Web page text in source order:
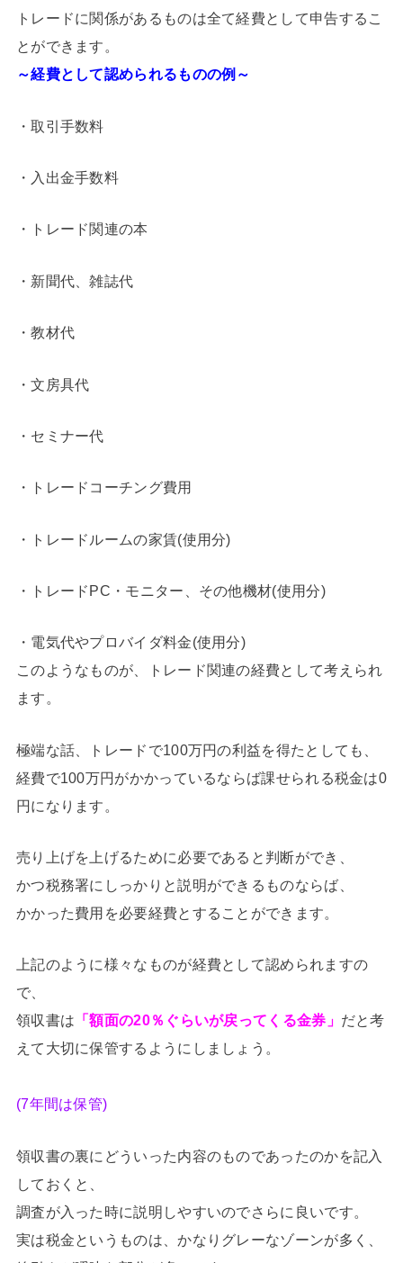
トレードに関係があるものは全て経費として申告するこ
とができます。
～経費として認められるものの例～
・取引手数料
・入出金手数料
・トレード関連の本
・新聞代、雑誌代
・教材代
・文房具代
・セミナー代
・トレードコーチング費用
・トレードルームの家賃(使用分)
・トレードPC・モニター、その他機材(使用分)
・電気代やプロバイダ料金(使用分)
このようなものが、トレード関連の経費として考えられ
ます。
極端な話、トレードで100万円の利益を得たとしても、
経費で100万円がかかっているならば課せられる税金は0
円になります。
売り上げを上げるために必要であると判断ができ、
かつ税務署にしっかりと説明ができるものならば、
かかった費用を必要経費とすることができます。
上記のように様々なものが経費として認められますの
で、
領収書は 「額面の20％ぐらいが戻ってくる金券」 だと考
えて大切に保管するようにしましょう。
(7年間は保管)
領収書の裏にどういった内容のものであったのかを記入
しておくと、
調査が入った時に説明しやすいのでさらに良いです。
実は税金というものは、かなりグレーなゾーンが多く、